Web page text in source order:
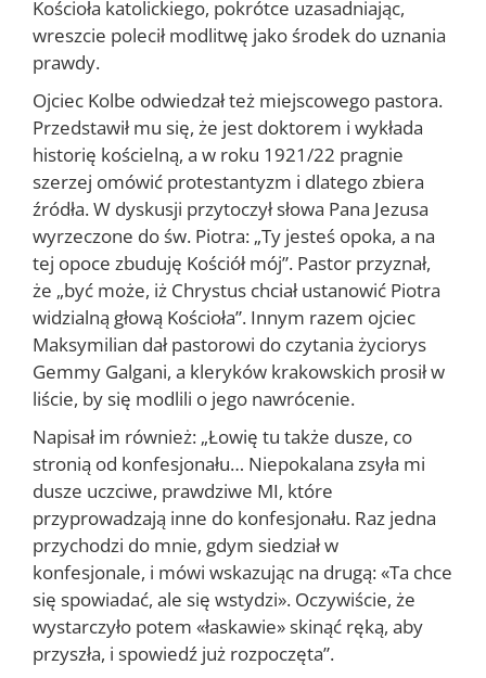
Kościoła katolickiego, pokrótce uzasadniając,
wreszcie polecił modli­twę jako środek do uznania
prawdy.
Ojciec Kolbe odwie­dzał też miejscowego pa­stora.
Przedstawił mu się, że jest doktorem i wykłada
historię kościel­ną, a w roku 1921/22 pra­gnie
szerzej omówić pro­testantyzm i dlatego zbiera
źródła. W dyskusji przytoczył słowa Pana Jezusa
wyrzeczone do św. Piotra: „Ty jesteś opoka, a na
tej opoce zbuduję Kościół mój”. Pastor przyznał,
że „być może, iż Chrystus chciał ustanowić Piotra
wi­dzialną głową Kościoła”. Innym razem ojciec
Maksymilian dał pastoro­wi do czytania życiorys
Gemmy Galgani, a kleryków krakowskich pro­sił w
liście, by się modlili o jego nawrócenie.
Napisał im również: „Łowię tu także dusze, co
stronią od konfesjonału… Niepokalana zsyła mi
dusze uczciwe, praw­dziwe MI, które
przyprowadzają inne do konfesjonału. Raz jedna
przychodzi do mnie, gdym siedział w
konfesjonale, i mówi wskazując na drugą: «Ta chce
się spowiadać, ale się wstydzi». Oczywiście, że
wystarczyło potem «łaskawie» ski­nąć ręką, aby
przyszła, i spowiedź już rozpoczęta”.